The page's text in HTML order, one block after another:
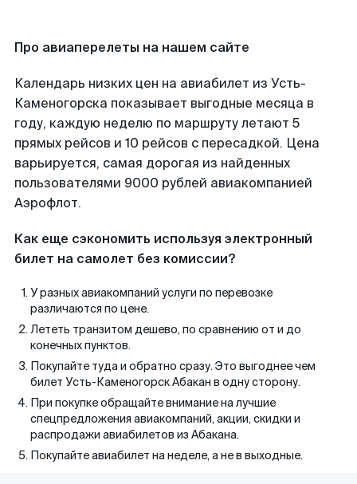
Про авиаперелеты на нашем сайте
Календарь низких цен на авиабилет из Усть-
Каменогорска показывает выгодные месяца в
году, каждую неделю по маршруту летают 5
прямых рейсов и 10 рейсов с пересадкой. Цена
варьируется, самая дорогая из найденных
пользователями 9000 рублей авиакомпанией
Аэрофлот.
Как еще сэкономить используя электронный
билет на самолет без комиссии?
У разных авиакомпаний услуги по перевозке
различаются по цене.
Лететь транзитом дешево, по сравнению от и до
конечных пунктов.
Покупайте туда и обратно сразу. Это выгоднее чем
билет Усть-Каменогорск Абакан в одну сторону.
При покупке обращайте внимание на лучшие
спецпредложения авиакомпаний, акции, скидки и
распродажи авиабилетов из Абакана.
Покупайте авиабилет на неделе, а не в выходные.